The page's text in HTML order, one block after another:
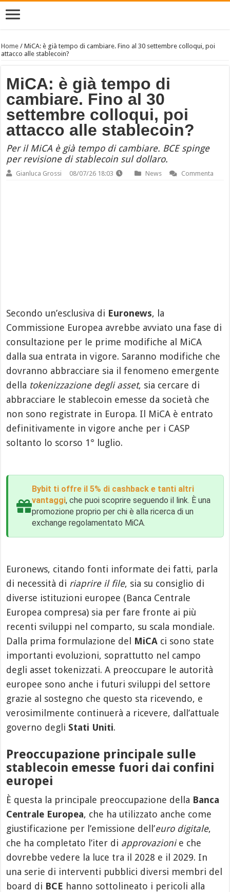
Home /MiCA: è già tempo di cambiare. Fino al 30 settembre colloqui, poi
attacco alle stablecoin?
MiCA: è già tempo di
cambiare. Fino al 30
settembre colloqui, poi
attacco alle stablecoin?
Per il MiCA è già tempo di cambiare. BCE spinge
per revisione di stablecoin sul dollaro.
Gianluca Grossi 08/07/26 18:03 News Commenta
Secondo un’esclusiva di Euronews, la
Commissione Europea avrebbe avviato una fase di
consultazione per le prime modifiche al MiCA
dalla sua entrata in vigore. Saranno modifiche che
dovranno abbracciare sia il fenomeno emergente
della tokenizzazione degli asset, sia cercare di
abbracciare le stablecoin emesse da società che
non sono registrate in Europa. Il MiCA è entrato
definitivamente in vigore anche per i CASP
soltanto lo scorso 1° luglio.
Bybit ti offre il 5% di cashback e tanti altri
vantaggi, che puoi scoprire seguendo il link. È una
promozione proprio per chi è alla ricerca di un
exchange regolamentato MiCA.
Euronews, citando fonti informate dei fatti, parla
di necessità di riaprire il file, sia su consiglio di
diverse istituzioni europee (Banca Centrale
Europea compresa) sia per fare fronte ai più
recenti sviluppi nel comparto, su scala mondiale.
Dalla prima formulazione del MiCA ci sono state
importanti evoluzioni, soprattutto nel campo
degli asset tokenizzati. A preoccupare le autorità
europee sono anche i futuri sviluppi del settore
grazie al sostegno che questo sta ricevendo, e
verosimilmente continuerà a ricevere, dall’attuale
governo degli Stati Uniti.
Preoccupazione principale sulle
stablecoin emesse fuori dai confini
europei
È questa la principale preoccupazione della Banca
Centrale Europea, che ha utilizzato anche come
giustificazione per l’emissione dell’euro digitale,
che ha completato l’iter di approvazionie che
dovrebbe vedere la luce tra il 2028 e il 2029. In
una serie di interventi pubblici diversi membri del
board di BCE hanno sottolineato i pericoli alla